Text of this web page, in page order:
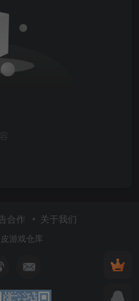
合作 关于我们
皮游戏仓库